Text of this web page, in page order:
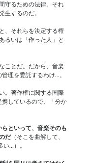
守るための法律。それ
生するのだ。
、それらを決定する権
るいは「作った人」と
ことだ。だから、音楽
理を委託するわけ…。
。著作権に関する国際
携しているので、「分か
といって、音楽そのも
だ（そこを曲解して、
い…）。